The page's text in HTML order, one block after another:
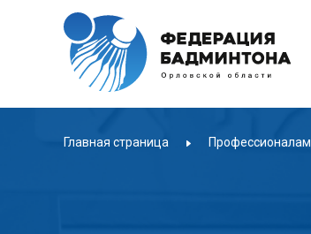
Главная страница Профессионалам